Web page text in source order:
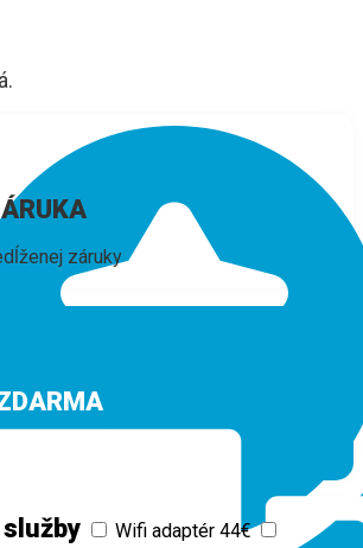
záruky
Wifi adaptér 44€